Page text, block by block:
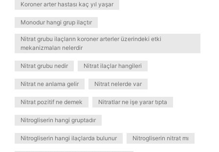
Koroner arter hastası kaç yıl yaşar
Monodur hangi grup ilaçtır
Nitrat grubu ilaçların koroner arterler üzerindeki etki
mekanizmaları nelerdir
Nitrat grubu nedir Nitrat ilaçlar hangileri
Nitrat ne anlama gelir Nitrat nelerde var
Nitrat pozitif ne demek Nitratlar ne işe yarar tıpta
Nitrogliserin hangi gruptadır
Nitrogliserin hangi ilaçlarda bulunur Nitrogliserin nitrat mı